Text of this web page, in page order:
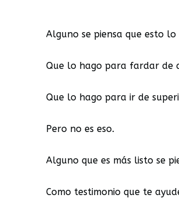
Alguno se piensa que esto
Que lo hago para fardar de
Que lo hago para ir de
Pero no es eso.
Alguno que es más listo se
Como testimonio que te